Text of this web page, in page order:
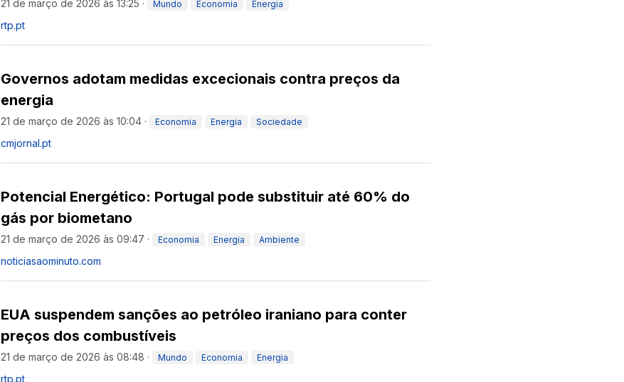
21 de março de 2026 às 13:25 · Mundo Economia Energia
rtp.pt
Governos adotam medidas excecionais contra preços da
energia
21 de março de 2026 às 10:04 · Economia Energia Sociedade
cmjornal.pt
Potencial Energético: Portugal pode substituir até 60% do
gás por biometano
21 de março de 2026 às 09:47 · Economia Energia Ambiente
noticiasaominuto.com
EUA suspendem sanções ao petróleo iraniano para conter
preços dos combustíveis
21 de março de 2026 às 08:48 · Mundo Economia Energia
rtp.pt